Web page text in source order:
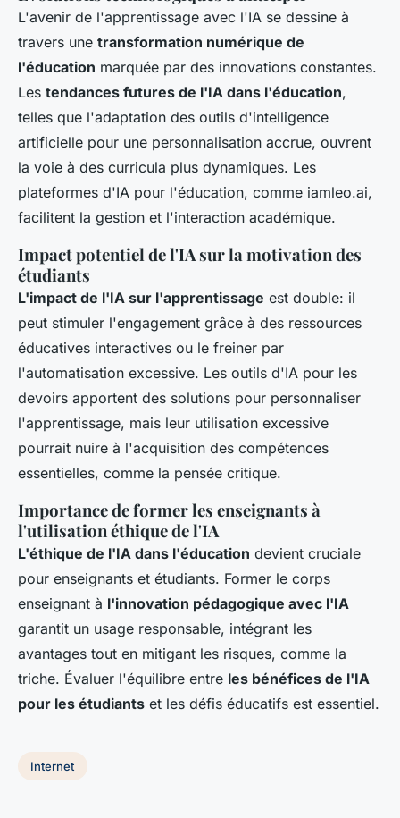
L'avenir de l'apprentissage avec l'IA se dessine à
travers une transformation numérique de
l'éducation marquée par des innovations constantes.
Les tendances futures de l'IA dans l'éducation,
telles que l'adaptation des outils d'intelligence
artificielle pour une personnalisation accrue, ouvrent
la voie à des curricula plus dynamiques. Les
plateformes d'IA pour l'éducation, comme iamleo.ai,
facilitent la gestion et l'interaction académique.
Impact potentiel de l'IA sur la motivation des
étudiants
L'impact de l'IA sur l'apprentissage est double: il
peut stimuler l'engagement grâce à des ressources
éducatives interactives ou le freiner par
l'automatisation excessive. Les outils d'IA pour les
devoirs apportent des solutions pour personnaliser
l'apprentissage, mais leur utilisation excessive
pourrait nuire à l'acquisition des compétences
essentielles, comme la pensée critique.
Importance de former les enseignants à
l'utilisation éthique de l'IA
L'éthique de l'IA dans l'éducation devient cruciale
pour enseignants et étudiants. Former le corps
enseignant à l'innovation pédagogique avec l'IA
garantit un usage responsable, intégrant les
avantages tout en mitigant les risques, comme la
triche. Évaluer l'équilibre entre les bénéfices de l'IA
pour les étudiants et les défis éducatifs est essentiel.
Internet